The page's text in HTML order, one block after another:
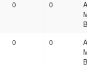
0 0
0 0